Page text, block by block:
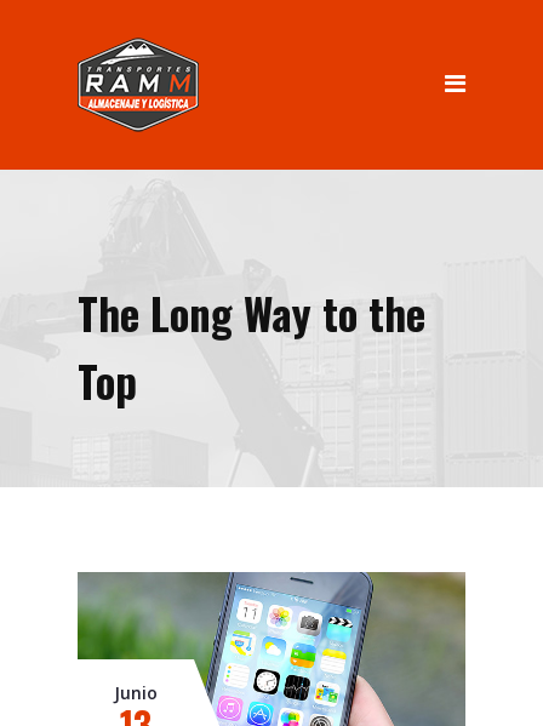
Servicios
Nosotros
Contacto
The Long Way to the
Top
Junio